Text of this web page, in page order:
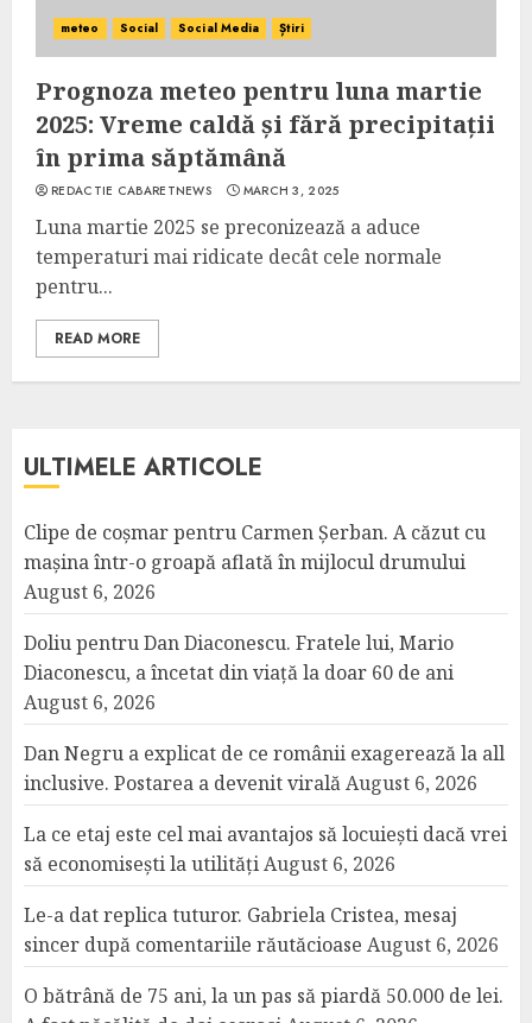
meteo Social Social Media Știri
Prognoza meteo pentru luna martie
2025: Vreme caldă și fără precipitații
în prima săptămână
REDACTIE CABARETNEWS MARCH 3, 2025
Luna martie 2025 se preconizează a aduce
temperaturi mai ridicate decât cele normale
pentru...
READ MORE
ULTIMELE ARTICOLE
Clipe de coșmar pentru Carmen Șerban. A căzut cu
mașina într-o groapă aflată în mijlocul drumului
August 6, 2026
Doliu pentru Dan Diaconescu. Fratele lui, Mario
Diaconescu, a încetat din viață la doar 60 de ani
August 6, 2026
Dan Negru a explicat de ce românii exagerează la all
inclusive. Postarea a devenit viralăAugust 6, 2026
La ce etaj este cel mai avantajos să locuiești dacă vrei
să economisești la utilitățiAugust 6, 2026
Le-a dat replica tuturor. Gabriela Cristea, mesaj
sincer după comentariile răutăcioase August 6, 2026
O bătrână de 75 ani, la un pas să piardă 50.000 de lei.